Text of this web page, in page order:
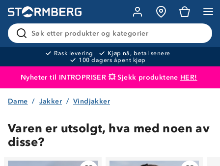
Søk etter produkter og kategorier
Rask levering
Kjøp nå, betal senere
100 dagers åpent kjøp
Nyheter til INTROPRISER 💥 Sjekk produktene HER!
Produktet er lagt i handlekurven
Dame Jakker Vindjakker
Varen er utsolgt, hva med noen av
disse?